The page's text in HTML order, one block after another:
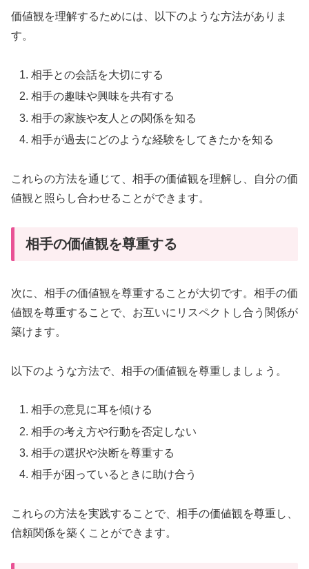
価値観を理解するためには、以下のような方法がありま
す。
相手との会話を大切にする
相手の趣味や興味を共有する
相手の家族や友人との関係を知る
相手が過去にどのような経験をしてきたかを知る
これらの方法を通じて、相手の価値観を理解し、自分の価
値観と照らし合わせることができます。
相手の価値観を尊重する
次に、相手の価値観を尊重することが大切です。相手の価
値観を尊重することで、お互いにリスペクトし合う関係が
築けます。
以下のような方法で、相手の価値観を尊重しましょう。
相手の意見に耳を傾ける
相手の考え方や行動を否定しない
相手の選択や決断を尊重する
相手が困っているときに助け合う
これらの方法を実践することで、相手の価値観を尊重し、
信頼関係を築くことができます。